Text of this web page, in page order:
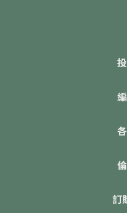
訂